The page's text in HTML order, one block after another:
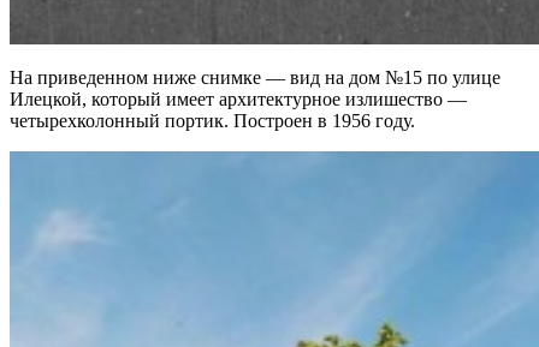
На приведенном ниже снимке — вид на дом №15 по улице
Илецкой, который имеет архитектурное излишество —
четырехколонный портик. Построен в 1956 году.